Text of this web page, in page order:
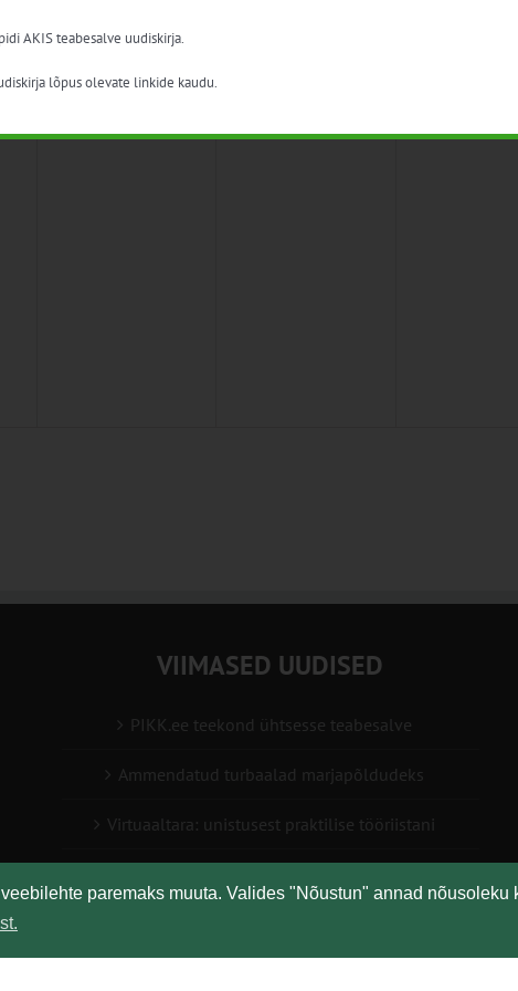
paremaks muuta. Valides "Nõustun" annad nõusoleku
VIIMASED UUDISED
PIKK.ee teekond ühtsesse teabesalve
Ammendatud turbaalad marjapõldudeks
Virtuaaltara: unistusest praktilise tööriistani
AKIS teabesalve uudiskirja.
lõpus olevate linkide kaudu.